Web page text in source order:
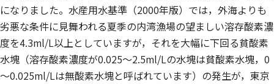
になりました。水産用水基準（2000年版）では，外海よりも
劣悪な条件に見舞われる夏季の内湾漁場の望ましい溶存酸素濃
度を4.3ml/L以上としていますが，それを大幅に下回る貧酸素
水塊（溶存酸素濃度が0.025～2.5ml/Lの水塊は貧酸素水塊，0
～0.025ml/Lは無酸素水塊と呼ばれています）の発生が，東京